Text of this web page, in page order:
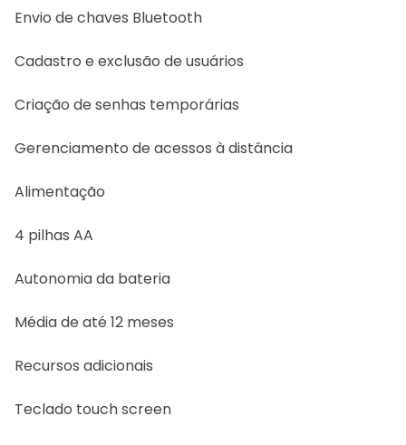
Envio de chaves Bluetooth
Cadastro e exclusão de usuários
Criação de senhas temporárias
Gerenciamento de acessos à distância
Alimentação
4 pilhas AA
Autonomia da bateria
Média de até 12 meses
Recursos adicionais
Teclado touch screen